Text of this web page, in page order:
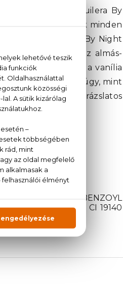
a Christina Aguilera By
amelynek minden
Christina Aguilera By Night
a frézia és az almás-
végül pedig a vanília
modern, éppen úgy, mint
De Parfum varázslatos
HYDROXYBENZOYL
CI 17200 (RED 33), CI 19140